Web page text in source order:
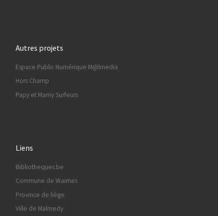
Autres projets
Espace Public Numérique M@lmedia
Hors Champ
Papy et Mamy Surfeurs
Liens
Bibliotheques.be
Commune de Waimes
Province de liège
Ville de Malmedy